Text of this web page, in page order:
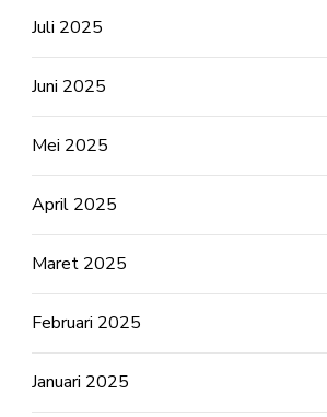
Juli 2025
Juni 2025
Mei 2025
April 2025
Maret 2025
Februari 2025
Januari 2025